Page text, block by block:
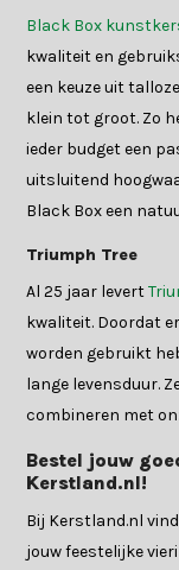
Black Box
kwaliteit en
een keuze uit
klein tot groot. Zo
ieder budget een
uitsluitend
Black Box een
Triumph Tree
Al 25 jaar levert
kwaliteit. Doordat
worden gebruikt
lange levensduur.
combineren met
Bestel jouw
Kerstland.nl!
Bij Kerstland.nl
jouw feestelijke